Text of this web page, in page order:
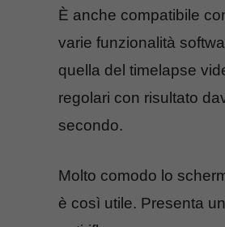
È anche compatibile
varie funzionalità
quella del timelapse
regolari con risultato
secondo.
Molto comodo lo
è così utile. Presenta